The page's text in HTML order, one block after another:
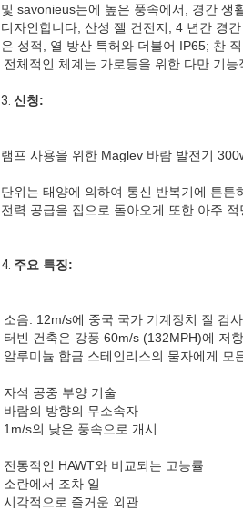
및 savonieus는에 높은 풍속에서, 경간 생
디자인합니다; 산성 젤 건전지, 4 년간 경
은 성적, 열 방산 특허와 더불어 IP65; 찬
전체적인 체계는 가로등을 위한 다만 기
3. 신청:
램프 사용을 위한 Maglev 바람 발전기
단위는 태양에 의하여 통신 반복기에 튼
전력 공급을 집으로 돌아오게 또한 아주 적
4. 주요 특징:
소음: 12m/s에 중국 국가 기계장치 질 검
터빈 건축은 강풍 60m/s (132MPH)에 저
알루미늄 합금 스테인리스의 물자에게 모
자석 공중 부양 기술
바람의 방향의 무소속자
1m/s의 낮은 풍속으로 개시
전통적인 HAWT와 비교되는 고능률
소란에서 조차 일
시각적으로 즐거운 외관